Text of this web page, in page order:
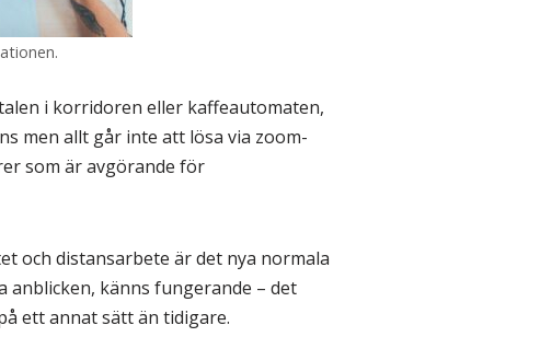
i korridoren eller kaffeautomaten,
men allt går inte att lösa via zoom-
som är avgörande för
och distansarbete är det nya normala
anblicken, känns fungerande – det
ett annat sätt än tidigare.